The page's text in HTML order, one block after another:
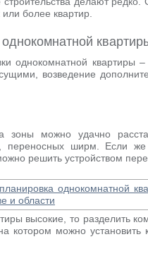
более квартир.
однокомнатной квартиры
возведение
зоны можно удачно
переносных ширм. Если же
решить устройством
высокие, то разделить
котором можно установить